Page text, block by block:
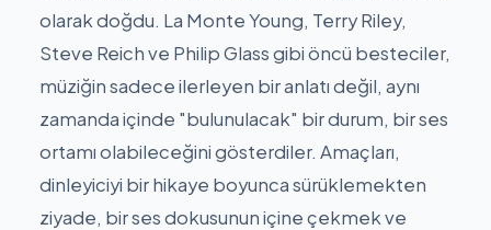
olarak doğdu. La Monte Young, Terry Riley,
Steve Reich ve Philip Glass gibi öncü besteciler,
müziğin sadece ilerleyen bir anlatı değil, aynı
zamanda içinde "bulunulacak" bir durum, bir ses
ortamı olabileceğini gösterdiler. Amaçları,
dinleyiciyi bir hikaye boyunca sürüklemekten
ziyade, bir ses dokusunun içine çekmek ve